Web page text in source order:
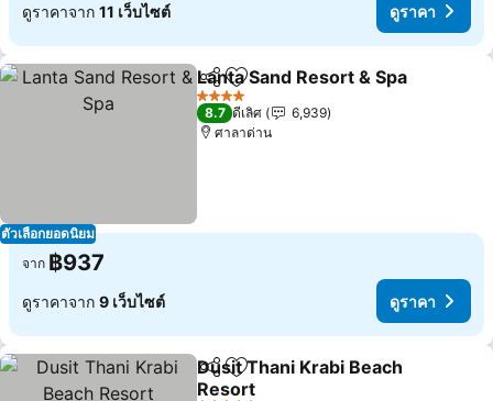
ดูราคาจาก 11 เว็บไซต์ ดูราคา
ตัวเลือกยอดนิยม
แชร์ เพิ่มในรายการโปรด
Lanta Sand Resort & Spa
4 ดาว
8.7 ดีเลิศ
6,939
ศาลาด่าน
จาก ฿937
ดูราคาจาก 9 เว็บไซต์ ดูราคา
แชร์ เพิ่มในรายการโปรด
Dusit Thani Krabi Beach
Resort